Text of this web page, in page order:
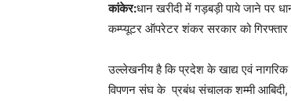
कांकेर:धान खरीदी में गड़बड़ी पाये जाने पर
कम्प्यूटर ऑपरेटर शंकर सरकार को
उल्लेखनीय है कि प्रदेश के खाद्य एवं
विपणन संघ के प्रबंध संचालक शम्मी आबिदी,